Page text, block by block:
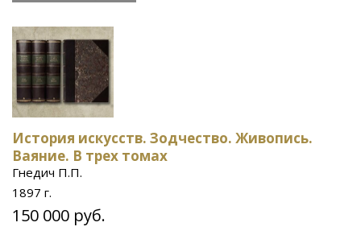
История искусств. Зодчество. Живопись.
Ваяние. В трех томах
Гнедич П.П.
1897 г.
150 000 руб.